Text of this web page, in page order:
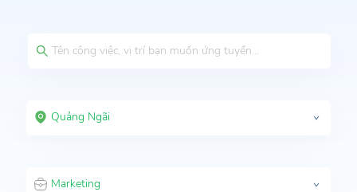
Quảng Ngãi
Marketing